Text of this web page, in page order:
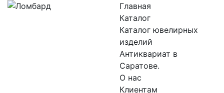
Главная
Каталог
Каталог ювелирных
изделий
Антиквариат в
Саратове.
О нас
Клиентам